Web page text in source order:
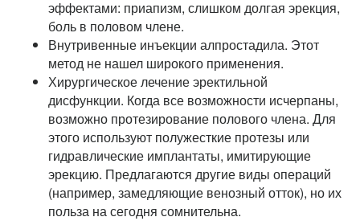
эффектами: приапизм, слишком долгая эрекция,
боль в половом члене.
Внутривенные инъекции алпростадила. Этот
метод не нашел широкого применения.
Хирургическое лечение эректильной
дисфункции. Когда все возможности исчерпаны,
возможно протезирование полового члена. Для
этого используют полужесткие протезы или
гидравлические имплантаты, имитирующие
эрекцию. Предлагаются другие виды операций
(например, замедляющие венозный отток), но их
польза на сегодня сомнительна.